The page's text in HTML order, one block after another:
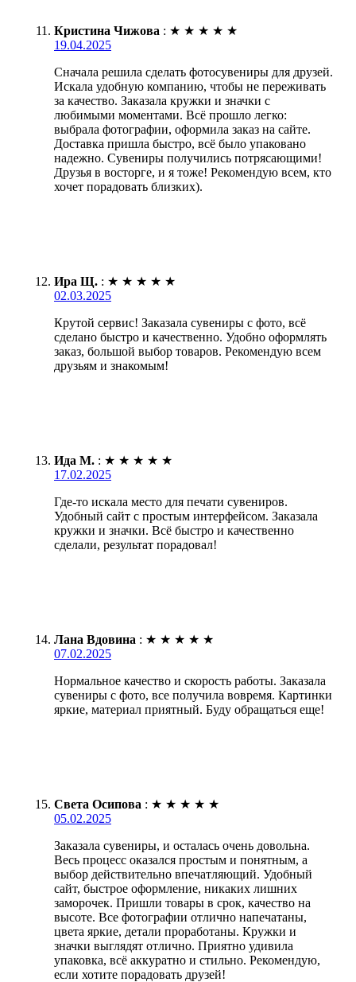
Кристина Чижова : ★ ★ ★ ★ ★
19.04.2025
Сначала решила сделать фотосувениры для друзей.
Искала удобную компанию, чтобы не переживать
за качество. Заказала кружки и значки с
любимыми моментами. Всё прошло легко:
выбрала фотографии, оформила заказ на сайте.
Доставка пришла быстро, всё было упаковано
надежно. Сувениры получились потрясающими!
Друзья в восторге, и я тоже! Рекомендую всем, кто
хочет порадовать близких).
Ира Щ. : ★ ★ ★ ★ ★
02.03.2025
Крутой сервис! Заказала сувениры с фото, всё
сделано быстро и качественно. Удобно оформлять
заказ, большой выбор товаров. Рекомендую всем
друзьям и знакомым!
Ида М. : ★ ★ ★ ★ ★
17.02.2025
Где-то искала место для печати сувениров.
Удобный сайт с простым интерфейсом. Заказала
кружки и значки. Всё быстро и качественно
сделали, результат порадовал!
Лана Вдовина : ★ ★ ★ ★ ★
07.02.2025
Нормальное качество и скорость работы. Заказала
сувениры с фото, все получила вовремя. Картинки
яркие, материал приятный. Буду обращаться еще!
Света Осипова : ★ ★ ★ ★ ★
05.02.2025
Заказала сувениры, и осталась очень довольна.
Весь процесс оказался простым и понятным, а
выбор действительно впечатляющий. Удобный
сайт, быстрое оформление, никаких лишних
заморочек. Пришли товары в срок, качество на
высоте. Все фотографии отлично напечатаны,
цвета яркие, детали проработаны. Кружки и
значки выглядят отлично. Приятно удивила
упаковка, всё аккуратно и стильно. Рекомендую,
если хотите порадовать друзей!